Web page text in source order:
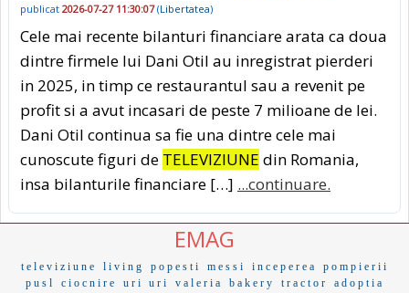
publicat 2026-07-27 11:30:07(Libertatea)
Cele mai recente bilanturi financiare arata ca doua
dintre firmele lui Dani Otil au inregistrat pierderi
in 2025, in timp ce restaurantul sau a revenit pe
profit si a avut incasari de peste 7 milioane de lei.
Dani Otil continua sa fie una dintre cele mai
cunoscute figuri de TELEVIZIUNE din Romania,
insa bilanturile financiare […] ...continuare.
EMAG
televiziune living popesti messi inceperea
pompierii
pusl
ciocnire uri uri valeria bakery tractor
adoptia